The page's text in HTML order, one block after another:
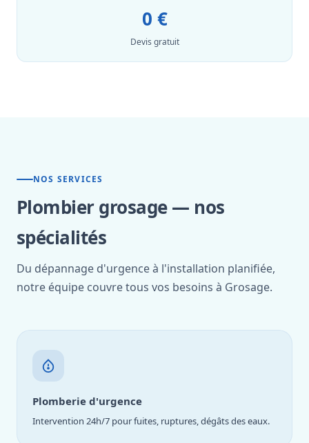
0 €
Devis gratuit
NOS SERVICES
Plombier grosage — nos
spécialités
Du dépannage d'urgence à l'installation planifiée,
notre équipe couvre tous vos besoins à Grosage.
Plomberie d'urgence
Intervention 24h/7 pour fuites, ruptures, dégâts des eaux.